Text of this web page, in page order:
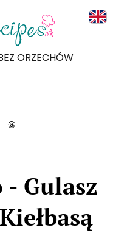
ORZECHÓW
- Gulasz